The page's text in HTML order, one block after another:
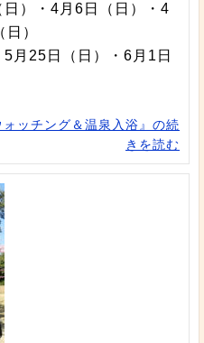
）・4月6日（日）・4
）
月25日（日）・6月1日
ォッチング＆温泉入浴』の続
きを読む